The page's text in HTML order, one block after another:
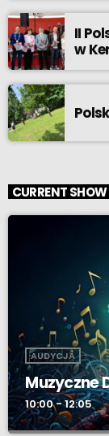
II
w
CURRENT SHOW
AUDYCJA
Muzyczne
10:00 - 12:05